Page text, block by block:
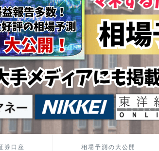
券口座 相場予測の大公開